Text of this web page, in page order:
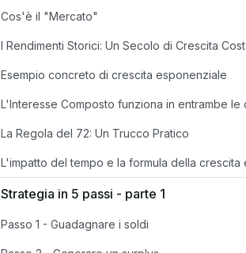
Cos'è il "Mercato"
I Rendimenti Storici: Un Secolo di Crescita
Esempio concreto di crescita esponenziale
L'Interesse Composto funziona in entrambe le
La Regola del 72: Un Trucco Pratico
L'impatto del tempo e la formula della crescita
Strategia in 5 passi - parte 1
Passo 1 - Guadagnare i soldi